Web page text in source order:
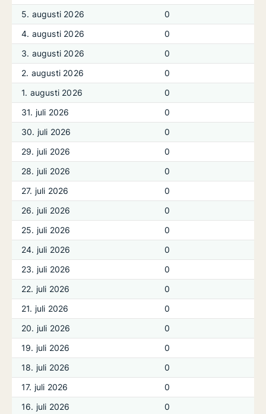
5. augusti 2026
0
4. augusti 2026
0
3. augusti 2026
0
2. augusti 2026
0
1. augusti 2026
0
31. juli 2026
0
30. juli 2026
0
29. juli 2026
0
28. juli 2026
0
27. juli 2026
0
26. juli 2026
0
25. juli 2026
0
24. juli 2026
0
23. juli 2026
0
22. juli 2026
0
21. juli 2026
0
20. juli 2026
0
19. juli 2026
0
18. juli 2026
0
17. juli 2026
0
16. juli 2026
0